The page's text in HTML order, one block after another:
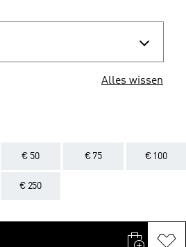
Alles wissen
€ 50 € 75 € 100
€ 250